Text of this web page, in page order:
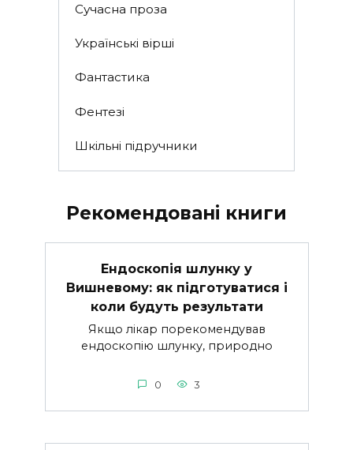
Сучасна проза
Українські вірші
Фантастика
Фентезі
Шкільні підручники
Рекомендовані книги
Ендоскопія шлунку у
Вишневому: як підготуватися і
коли будуть результати
Якщо лікар порекомендував
ендоскопію шлунку, природно
0 3